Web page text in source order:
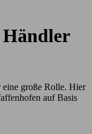
große Rolle. Hier
auf Basis